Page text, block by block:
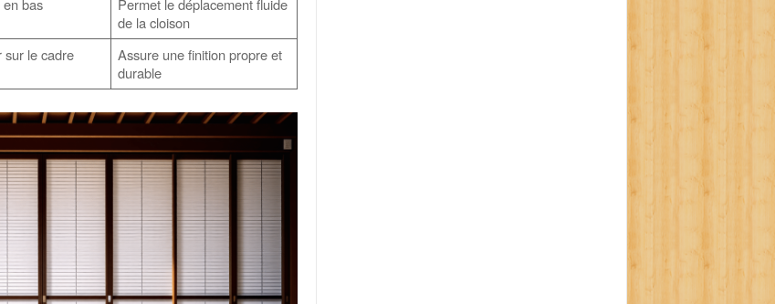
bas
Permet le déplacement fluide
de la cloison
sur le cadre
Assure une finition propre et
durable